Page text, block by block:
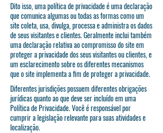
Dito isso, uma política de privacidade é uma declaração
que comunica algumas ou todas as formas como um
site coleta, usa, divulga, processa e administra os dados
de seus visitantes e clientes. Geralmente inclui também
uma declaração relativa ao compromisso do site em
proteger a privacidade dos seus visitantes ou clientes, e
um esclarecimento sobre os diferentes mecanismos
que o site implementa a fim de proteger a privacidade.
Diferentes jurisdições possuem diferentes obrigações
jurídicas quanto ao que deve ser incluído em uma
Política de Privacidade. Você é responsável por
cumprir a legislação relevante para suas atividades e
localização.